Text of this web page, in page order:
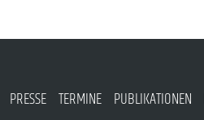
PRESSE TERMINE PUBLIKATIONEN